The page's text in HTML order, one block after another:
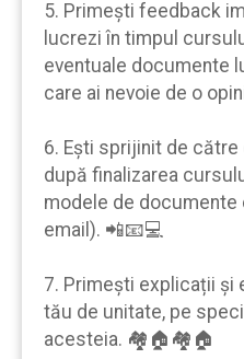
5. Primeşti feedback
lucrezi în timpul
eventuale documente
care ai nevoie de o
6. Eşti sprijinit de
după finalizarea
modele de
email). 📲📧💻
7. Primeşti explicații şi
tău de unitate, pe
acesteia. 🏘🏠🏘🏠